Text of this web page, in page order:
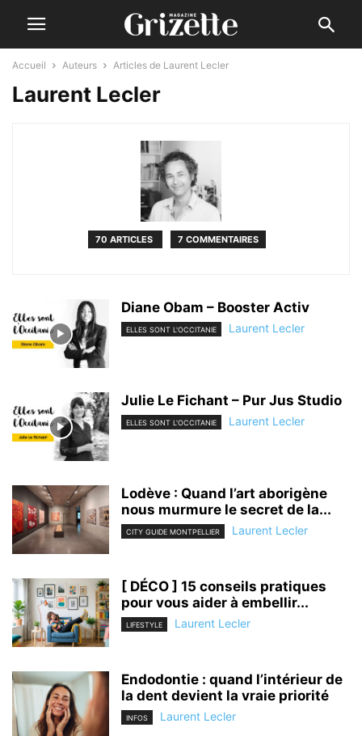
Accueil Auteurs Articles de Laurent Lecler
Laurent Lecler
70 ARTICLES 7 COMMENTAIRES
Diane Obam – Booster Activ
ELLES SONT L'OCCITANIE Laurent Lecler
Julie Le Fichant – Pur Jus Studio
ELLES SONT L'OCCITANIE Laurent Lecler
Lodève : Quand l’art aborigène
nous murmure le secret de la...
CITY GUIDE MONTPELLIER Laurent Lecler
[ DÉCO ] 15 conseils pratiques
pour vous aider à embellir...
LIFESTYLE Laurent Lecler
Endodontie : quand l’intérieur de
la dent devient la vraie priorité
INFOS Laurent Lecler